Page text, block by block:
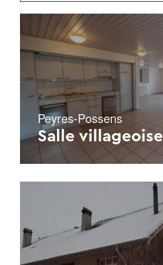
Peyres-Possens
Salle villageoise